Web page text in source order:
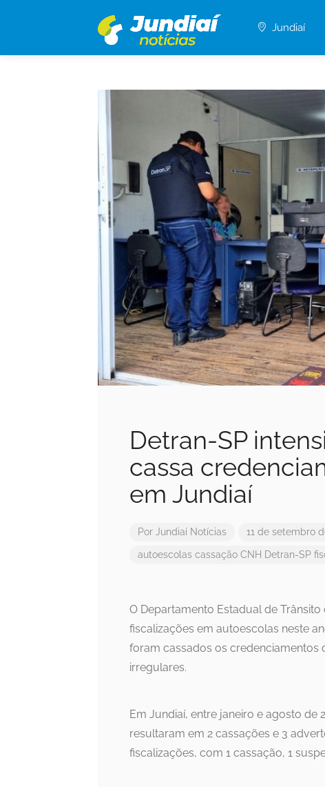
Jundiaí
Detran-SP
cassa
em Jundiaí
Por Jundiaí Notícias 11 de setembro
autoescolas cassação CNH Detran-SP
O Departamento Estadual de Trânsito
fiscalizações em autoescolas neste
foram cassados os credenciamentos
irregulares.
Em Jundiaí, entre janeiro e agosto de
resultaram em 2 cassações e 3
fiscalizações, com 1 cassação, 1